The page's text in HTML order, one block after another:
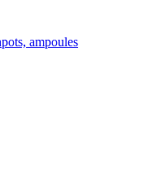
ampoules